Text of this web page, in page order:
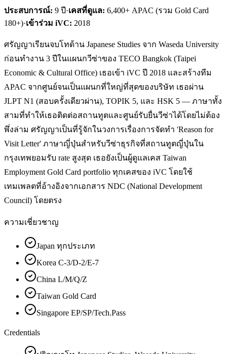
ประสบการณ์: 9 ปี·เคสที่ดูแล: 6,400+ APAC (รวม Gold Card
180+)·เข้าร่วม iVC: 2018
ศรัญญาเรียนจบโทด้าน Japanese Studies จาก Waseda University
ก่อนทำงาน 3 ปีในแผนกวีซ่าของ TECO Bangkok (Taipei
Economic & Cultural Office) เธอเข้า iVC ปี 2018 และสร้างทีม
APAC จากศูนย์จนเป็นแผนกที่ใหญ่ที่สุดของบริษัท เธอผ่าน
JLPT N1 (สอบครั้งเดียวผ่าน), TOPIK 5, และ HSK 5 — ภาษาทั้ง
สามที่ทำให้เธอติดต่อสถานทูตและศูนย์รับยื่นวีซ่าได้โดยไม่ต้อง
พึ่งล่าม ศรัญญาเป็นที่รู้จักในวงการเรื่องการจัดทำ 'Reason for
Visit Letter' ภาษาญี่ปุ่นสำหรับวีซ่าธุรกิจที่สถานทูตญี่ปุ่นใน
กรุงเทพยอมรับ rate สูงสุด เธอยังเป็นผู้ดูแลเคส Taiwan
Employment Gold Card portfolio ทุกเคสของ iVC โดยใช้
เทมเพลตที่อ้างอิงจากเอกสาร NDC (National Development
Council) โดยตรง
ความเชี่ยวชาญ
Japan ทุกประเภท
Korea C-3/D-2/E-7
China L/M/Q/Z
Taiwan Gold Card
Singapore EP/SP/Tech.Pass
Credentials